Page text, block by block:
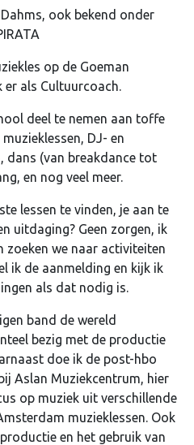
ook bekend onder
op de Goeman
er als Cultuurcoach.
deel te nemen aan toffe
DJ- en
dans (van breakdance tot
en nog veel meer.
lessen te vinden, je aan te
uitdaging? Geen zorgen, ik
zoeken we naar activiteiten
ik de aanmelding en kijk ik
als dat nodig is.
band de wereld
bezig met de productie
doe ik de post-hbo
Aslan Muziekcentrum, hier
op muziek uit verschillende
muzieklessen. Ook
en het gebruik van